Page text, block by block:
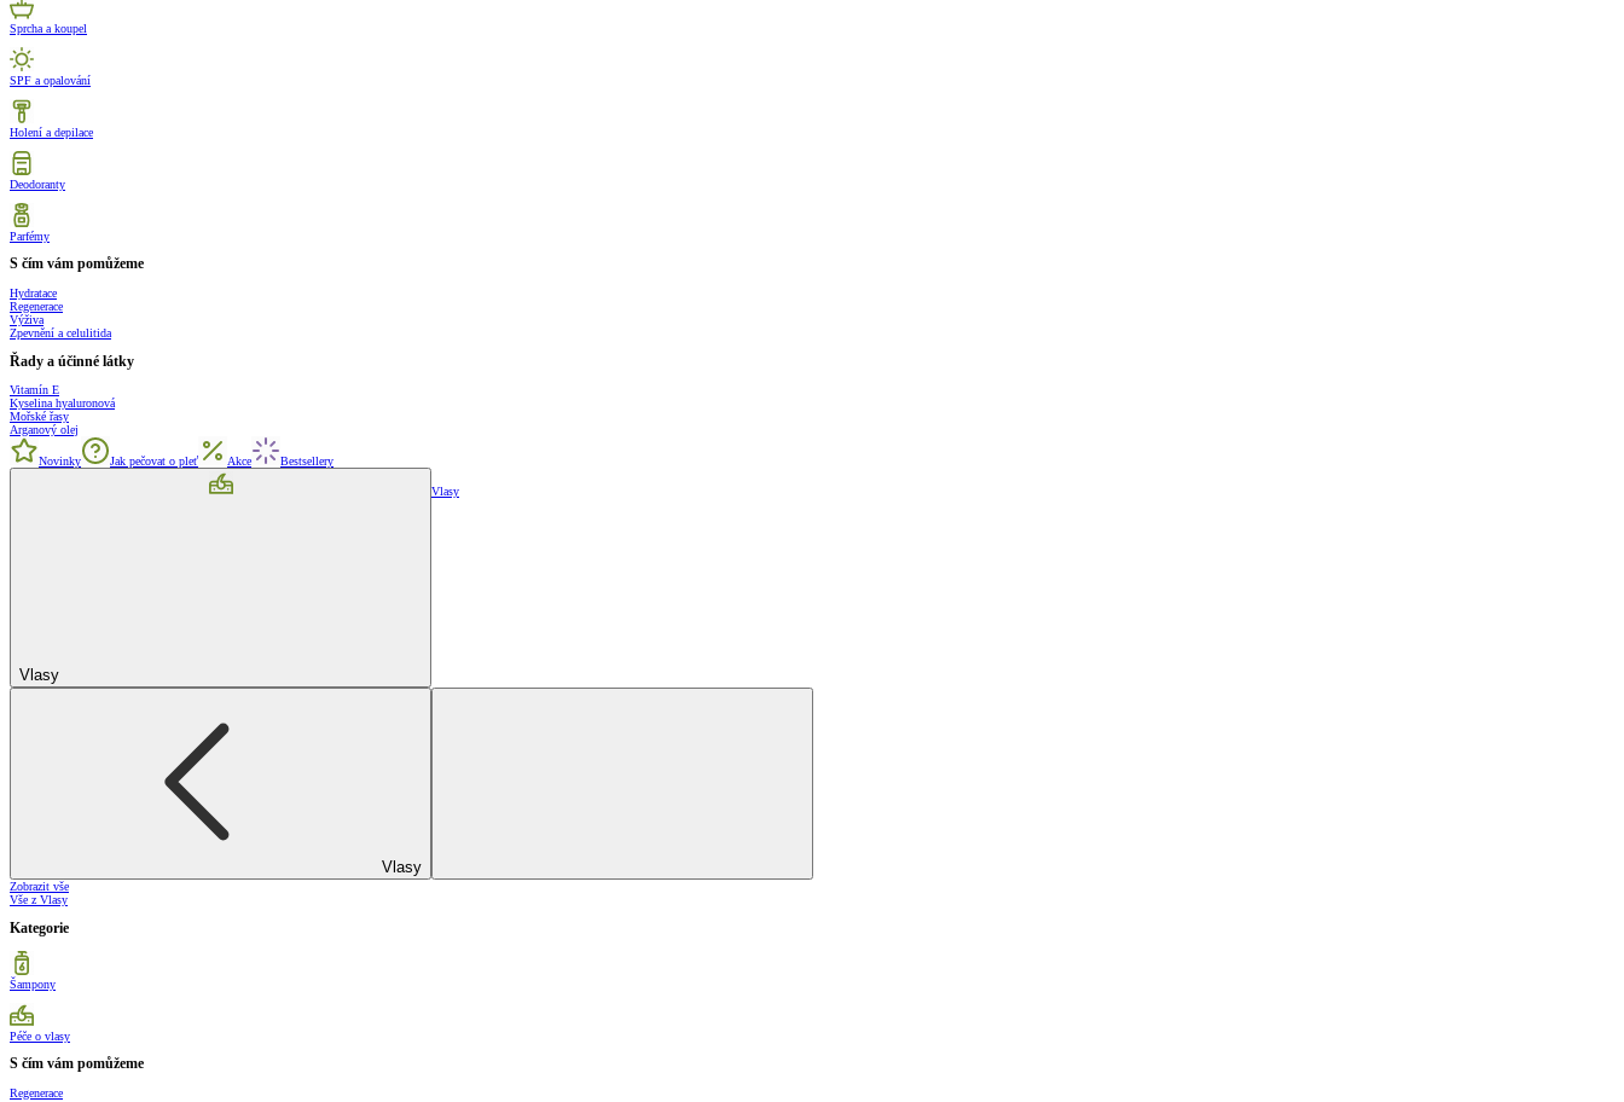
Sprcha a koupel
SPF a opalování
Holení a depilace
Deodoranty
Parfémy
S čím vám pomůžeme
Hydratace
Regenerace
Výživa
Zpevnění a celulitida
Řady a účinné látky
Vitamín E
Kyselina hyaluronová
Mořské řasy
Arganový olej
Novinky Jak pečovat o pleť Akce Bestsellery
Vlasy
Vlasy
Vlasy
Zobrazit vše
Vše z Vlasy
Kategorie
Šampony
Péče o vlasy
S čím vám pomůžeme
Regenerace